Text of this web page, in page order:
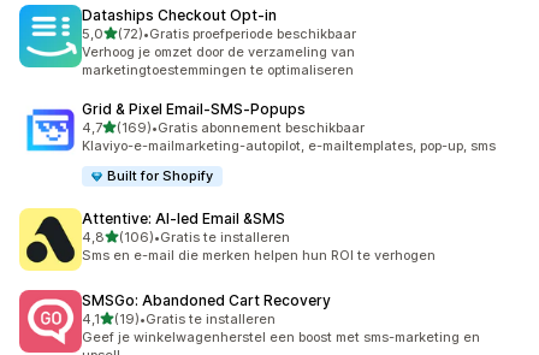
Dataships Checkout Opt‑in
5,0van 5 sterren
(72)
72 recensies in totaal
•Gratis proefperiode beschikbaar
Verhoog je omzet door de verzameling van
marketingtoestemmingen te optimaliseren
Grid & Pixel Email‑SMS‑Popups
4,7van 5 sterren
(169)
169 recensies in totaal
•Gratis abonnement beschikbaar
Klaviyo-e-mailmarketing-autopilot, e-mailtemplates, pop-up, sms
Built for Shopify
Attentive: AI‑led Email &SMS
4,8van 5 sterren
(106)
106 recensies in totaal
•Gratis te installeren
Sms en e-mail die merken helpen hun ROI te verhogen
SMSGo: Abandoned Cart Recovery
4,1van 5 sterren
(19)
19 recensies in totaal
•Gratis te installeren
Geef je winkelwagenherstel een boost met sms-marketing en